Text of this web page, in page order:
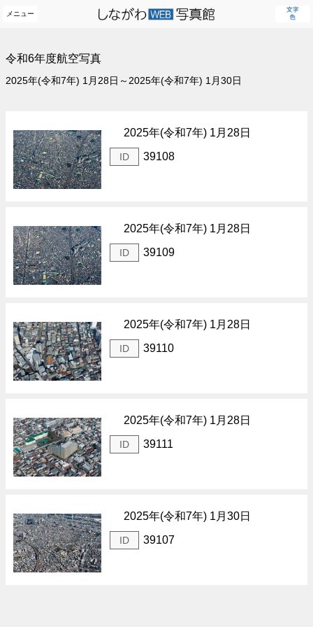
メニュー
令和6年度航空写真
2025年(令和7年) 1月28日～2025年(令和7年) 1月30日
2025年(令和7年) 1月28日
ID 39108
2025年(令和7年) 1月28日
ID 39109
2025年(令和7年) 1月28日
ID 39110
2025年(令和7年) 1月28日
ID 39111
2025年(令和7年) 1月30日
ID 39107